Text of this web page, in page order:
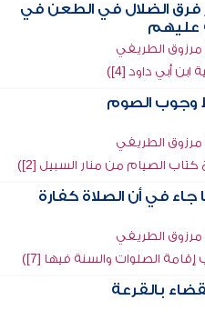
الضلال في الطعن في
عليهم
مرزوق الطريفي
أبي داود [4])
وجوب الصوم
مرزوق الطريفي
الصيام من منار السبيل [2])
جاء في أن الصلاة كفارة
مرزوق الطريفي
الصلوات والسنة فيها [7])
بالقرعة